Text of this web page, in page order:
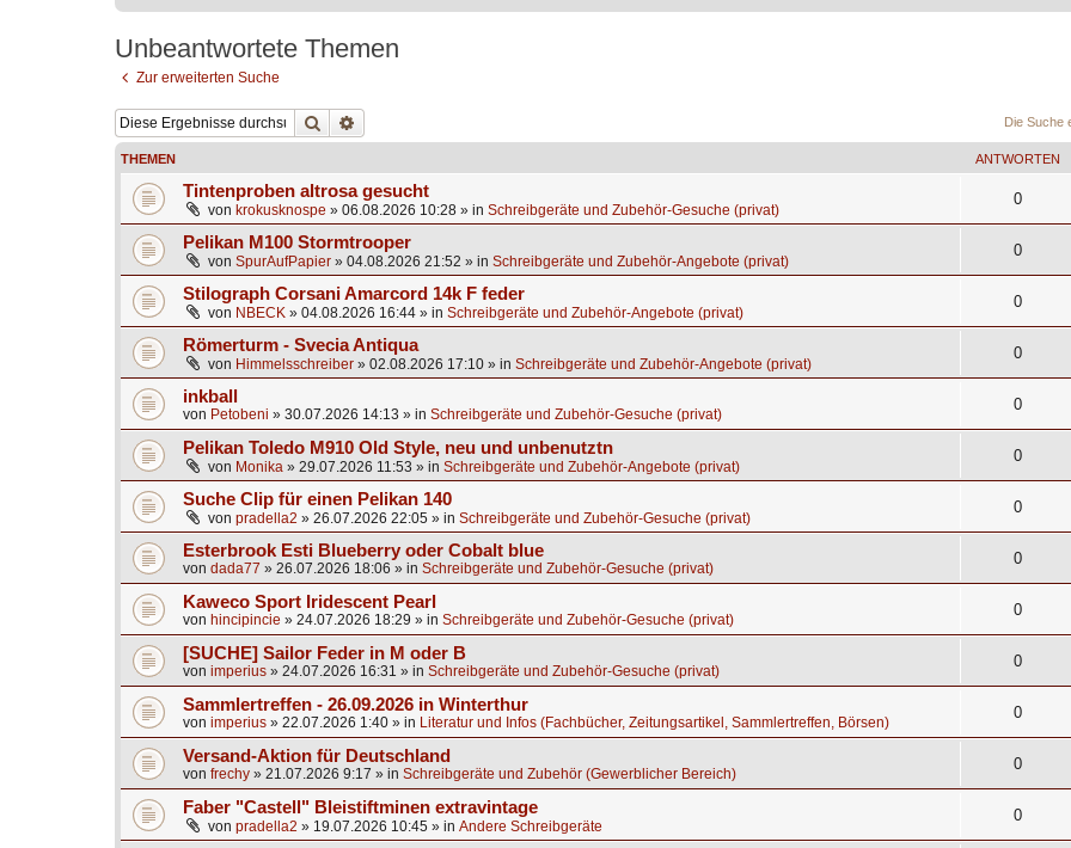
Unbeantwortete Themen
Zur erweiterten Suche
Suche Die Suche
THEMEN ANTWORTEN
Tintenproben altrosa gesucht
von krokusknospe » 06.08.2026 10:28 » in Schreibgeräte und Zubehör-Gesuche (privat)
0
Pelikan M100 Stormtrooper
von SpurAufPapier » 04.08.2026 21:52 » in Schreibgeräte und Zubehör-Angebote (privat)
0
Stilograph Corsani Amarcord 14k F feder
von NBECK » 04.08.2026 16:44 » in Schreibgeräte und Zubehör-Angebote (privat)
0
Römerturm - Svecia Antiqua
von Himmelsschreiber » 02.08.2026 17:10 » in Schreibgeräte und Zubehör-Angebote (privat)
0
inkball
von Petobeni » 30.07.2026 14:13 » in Schreibgeräte und Zubehör-Gesuche (privat)
0
Pelikan Toledo M910 Old Style, neu und unbenutztn
von Monika » 29.07.2026 11:53 » in Schreibgeräte und Zubehör-Angebote (privat)
0
Suche Clip für einen Pelikan 140
von pradella2 » 26.07.2026 22:05 » in Schreibgeräte und Zubehör-Gesuche (privat)
0
Esterbrook Esti Blueberry oder Cobalt blue
von dada77 » 26.07.2026 18:06 » in Schreibgeräte und Zubehör-Gesuche (privat)
0
Kaweco Sport Iridescent Pearl
von hincipincie » 24.07.2026 18:29 » in Schreibgeräte und Zubehör-Gesuche (privat)
0
[SUCHE] Sailor Feder in M oder B
von imperius » 24.07.2026 16:31 » in Schreibgeräte und Zubehör-Gesuche (privat)
0
Sammlertreffen - 26.09.2026 in Winterthur
von imperius » 22.07.2026 1:40 » in Literatur und Infos (Fachbücher, Zeitungsartikel, Sammlertreffen, Börsen)
0
Versand-Aktion für Deutschland
von frechy » 21.07.2026 9:17 » in Schreibgeräte und Zubehör (Gewerblicher Bereich)
0
Faber "Castell" Bleistiftminen extravintage
von pradella2 » 19.07.2026 10:45 » in Andere Schreibgeräte
0